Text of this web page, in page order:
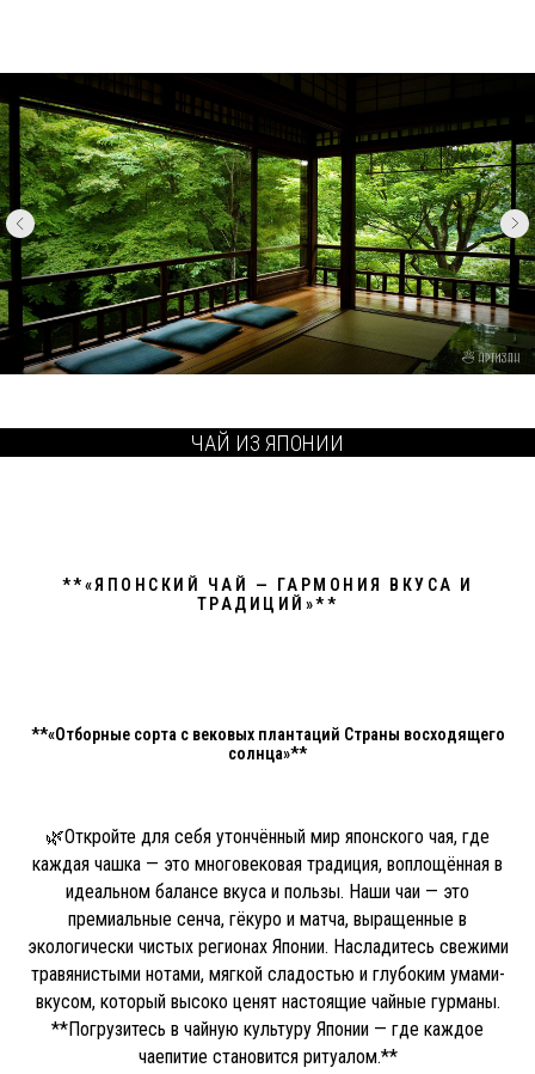
ЧАЙ ИЗ ЯПОНИИ
**«ЯПОНСКИЙ ЧАЙ — ГАРМОНИЯ ВКУСА И
ТРАДИЦИЙ»**
**«Отборные сорта с вековых плантаций Страны восходящего
солнца»**
🌿Откройте для себя утончённый мир японского чая, где
каждая чашка — это многовековая традиция, воплощённая в
идеальном балансе вкуса и пользы. Наши чаи — это
премиальные сенча, гёкуро и матча, выращенные в
экологически чистых регионах Японии. Насладитесь свежими
травянистыми нотами, мягкой сладостью и глубоким умами-
вкусом, который высоко ценят настоящие чайные гурманы.
**Погрузитесь в чайную культуру Японии — где каждое
чаепитие становится ритуалом.**